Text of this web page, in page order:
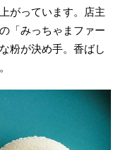
がっています。店主
「みっちゃまファー
粉が決め手。香ばし